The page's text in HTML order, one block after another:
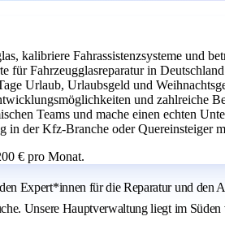
kalibriere Fahrassistenzsysteme und
für Fahrzeugglasreparatur in
Urlaub, Urlaubsgeld und
und zahlreiche
Teams und mache einen echten
in der Kfz-Branche oder Quereinsteiger
€ pro Monat.
Expert*innen für die Reparatur und
Unsere Hauptverwaltung liegt im